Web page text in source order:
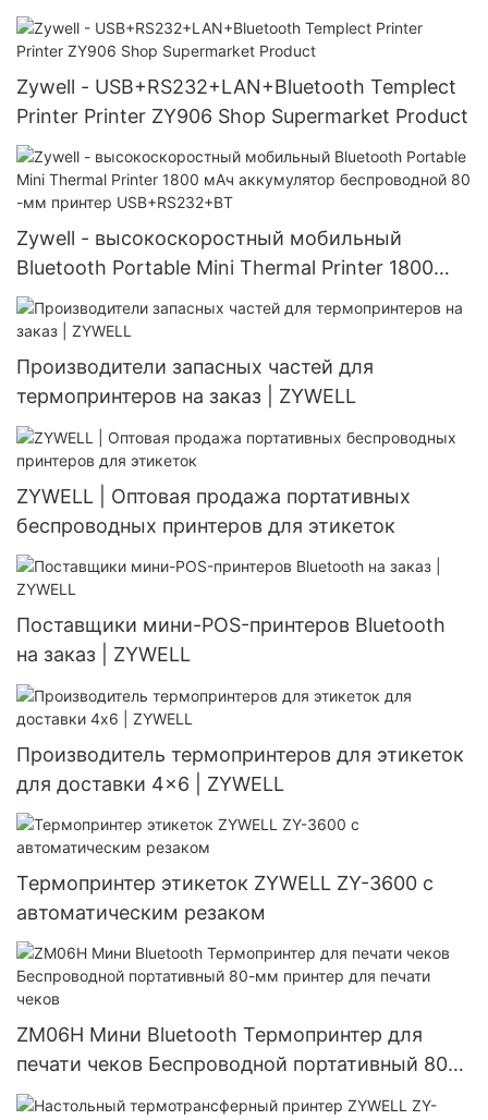
Zywell - USB+RS232+LAN+Bluetooth Templect
Printer Printer ZY906 Shop Supermarket Product
Zywell - высокоскоростный мобильный
Bluetooth Portable Mini Thermal Printer 1800
мАч аккумулятор беспроводной 80 -мм
принтер USB+RS232+BT
Производители запасных частей для
термопринтеров на заказ | ZYWELL
ZYWELL | Оптовая продажа портативных
беспроводных принтеров для этикеток
Поставщики мини-POS-принтеров Bluetooth
на заказ | ZYWELL
Производитель термопринтеров для этикеток
для доставки 4x6 | ZYWELL
Термопринтер этикеток ZYWELL ZY-3600 с
автоматическим резаком
ZM06H Мини Bluetooth Термопринтер для
печати чеков Беспроводной портативный 80-
мм принтер для печати чеков